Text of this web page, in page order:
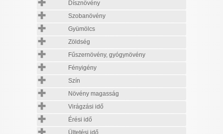
Dísznövény
Szobanövény
Gyümölcs
Zöldség
Fűszernövény, gyógynövény
Fényigény
Szín
Növény magasság
Virágzási idő
Érési idő
Ültetési idő